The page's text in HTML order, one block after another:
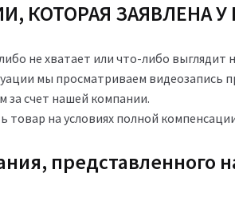
КОТОРАЯ ЗАЯВЛЕНА У
не хватает или что-либо
мы просматриваем видеозапись
за счет нашей компании.
на условиях полной
представленного